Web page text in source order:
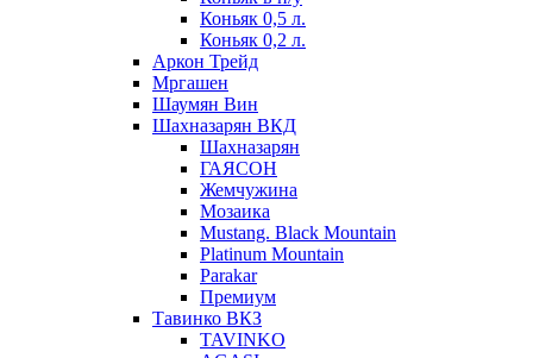
Коньяк 0,5 л.
Коньяк 0,2 л.
Аркон Трейд
Мргашен
Шаумян Вин
Шахназарян ВКД
Шахназарян
ГАЯСОН
Жемчужина
Мозаика
Mustang. Black Mountain
Platinum Mountain
Parakar
Премиум
Тавинко ВКЗ
TAVINKO